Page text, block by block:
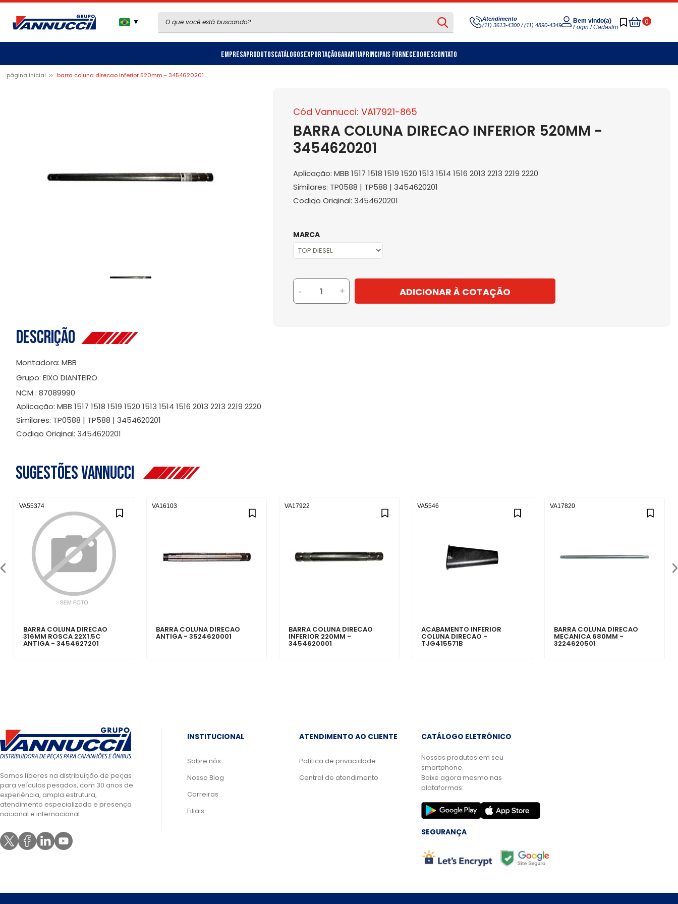
▼
Atendimento
(11) 3613-4300 / (11) 4890-4349
Bem vindo(a)
Login /Cadastro
0
Meu
Carrinho
EmpresaProdutosCatálogosExportaçãoGarantiaPrincipais FornecedoresContato
página inicial barra coluna direcao inferior 520mm - 3454620201
Cód Vannucci: VA17921-865
BARRA COLUNA DIRECAO INFERIOR 520MM -
3454620201
Aplicação: MBB 1517 1518 1519 1520 1513 1514 1516 2013 2213 2219 2220
Similares: TP0588 | TP588 | 3454620201
Codigo Original: 3454620201
MARCA
- + ADICIONAR À COTAÇÃO
Descrição
Montadora: MBB
Grupo: EIXO DIANTEIRO
NCM : 87089990
Aplicação: MBB 1517 1518 1519 1520 1513 1514 1516 2013 2213 2219 2220
Similares: TP0588 | TP588 | 3454620201
Codigo Original: 3454620201
Sugestões Vannucci
BARRA COLUNA DIRECAO
316MM ROSCA 22X1.5C
ANTIGA - 3454627201
VA55374
BARRA COLUNA DIRECAO
ANTIGA - 3524620001
VA16103
BARRA COLUNA DIRECAO
INFERIOR 220MM -
3454620001
VA17922
ACABAMENTO INFERIOR
COLUNA DIRECAO -
TJG415571B
VA5546
BARRA COLUNA DIRECAO
MECANICA 680MM -
3224620501
VA17820
Somos líderes na distribuição de peças
para veículos pesados, com 30 anos de
experiência, ampla estrutura,
atendimento especializado e presença
nacional e internacional.
INSTITUCIONAL
Sobre nós
Nosso Blog
Carreiras
Filiais
ATENDIMENTO AO CLIENTE
Política de privacidade
Central de atendimento
CATÁLOGO ELETRÔNICO
Nossos produtos em seu
smartphone.
Baixe agora mesmo nas
plataformas:
SEGURANÇA